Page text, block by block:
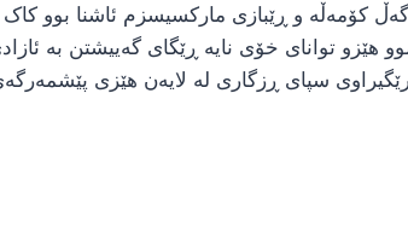
جەماوەری خەڵكی ئێران لە ساڵێ ١٣٥٧ی هەتاوی لە گەڵ کۆمەڵە و
هێزو توانای خۆی نایە ڕێگای گەییشتن بە
چەک کردنی تاقمێک بەکرێگیراوی سپای ڕزگاری لە لایەن